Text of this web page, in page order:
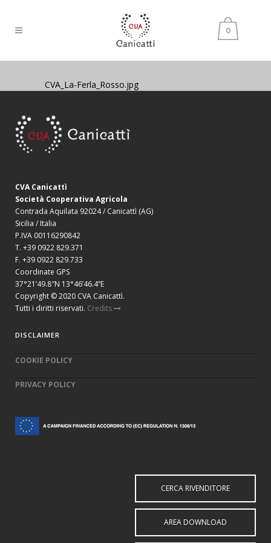
0
CVA_La-Ferla_Rosso.jpg
CVA Canicattì
Società Cooperativa Agricola
Contrada Aquilata 92024 / Canicattì (AG)
Sicilia / Italia
P.IVA 00116290842
T. +39 0922 829.371
F. +39 0922 829.733
Coordinate GPS
37°21’49.8″N 13°46’46.4”E
Copyright © 2020 CVA Canicattì.
Tutti i diritti riservati. Credits
DISCLAIMER
COOKIE POLICY
PRIVACY POLICY
CERCA RIVENDITORE
AREA DOWNLOAD